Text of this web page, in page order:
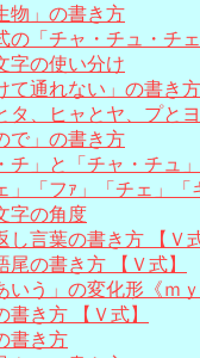
物」の書き方
「チャ・チュ・チ
の使い分け
通れない」の書き方
、ヒャとヤ、プと
で」の書き方
」と「チャ・チュ
「フｧ」「チェ」「
字の角度
言葉の書き方 【Ｖ式
の書き方 【Ｖ式】
う」の変化形《ｍｙ
き方 【Ｖ式】
書き方